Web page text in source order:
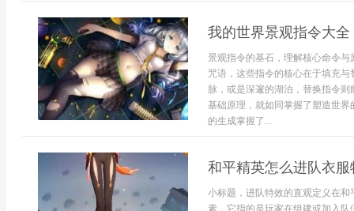
我的世界景观指令大
景观指令的基石，理解核心命令
咒语，这些指令的核心在于填充
脉，或是深邃的湖泊，替换指令
基础原理，就如同掌握了塑造世
的生成掌握了...
和平精英怎么进队衣
小标题，进队特效的直观定义在
素，它指的是玩家在组建或加入